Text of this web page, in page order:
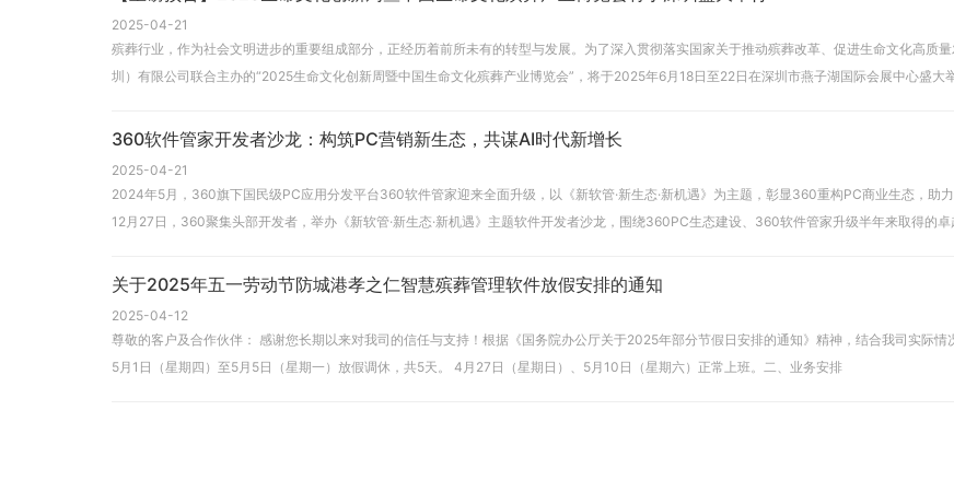
2025-04-21
殡葬行业，作为社会文明进步的重要组成部分，正经历着前所未有的转型与发展。为了深入贯彻落实国家关于推动殡葬改革、促进生命文化高质
360软件管家开发者沙龙：构筑PC营销新生态，共谋AI时代新增长
2025-04-21
2024年5月，360旗下国民级PC应用分发平台360软件管家迎来全面升级，以《新软管·新生态·新机遇》为主题，彰显360重构PC商业生态，助
12月27日，360聚集头部开发者，举办《新软管·新生态·新机遇》主题软件开发者沙龙，围绕360PC生态建设、360软件管家升级半年来取得的
关于2025年五一劳动节防城港孝之仁智慧殡葬管理软件放假安排的通知
2025-04-12
尊敬的客户及合作伙伴： 感谢您长期以来对我司的信任与支持！根据《国务院办公厅关于2025年部分节假日安排的通知》精神，结合我司实际情况，现将2025年五一劳动节放假安排公告如下：一、放假时间 2025年
5月1日（星期四）至5月5日（星期一）放假调休，共5天。 4月27日（星期日）、5月10日（星期六）正常上班。二、业务安排